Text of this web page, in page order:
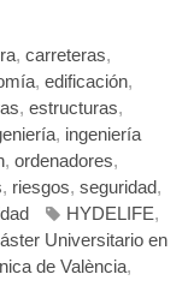
, carreteras,
, edificación,
, estructuras,
, ingeniería
, ordenadores,
, riesgos, seguridad,
HYDELIFE,
Universitario en
de València,